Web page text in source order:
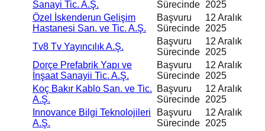
Sanayi Tic. A.Ş. Sürecinde 2025
Özel İskenderun Gelişim
Hastanesi San. ve Tic. A.Ş.
Başvuru
Sürecinde
12 Aralık
2025
Tv8 Tv Yayıncılık A.Ş.
Başvuru
Sürecinde
12 Aralık
2025
Dorçe Prefabrik Yapı ve
İnşaat Sanayii Tic. A.Ş.
Başvuru
Sürecinde
12 Aralık
2025
Koç Bakır Kablo San. ve Tic.
A.Ş.
Başvuru
Sürecinde
12 Aralık
2025
Innovance Bilgi Teknolojileri
A.Ş.
Başvuru
Sürecinde
12 Aralık
2025